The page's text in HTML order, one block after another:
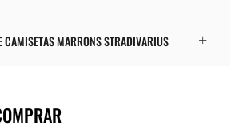
CAMISETAS MARRONS STRADIVARIUS